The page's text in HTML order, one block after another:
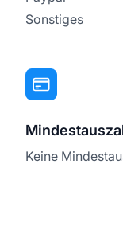
Sonstiges
Keine